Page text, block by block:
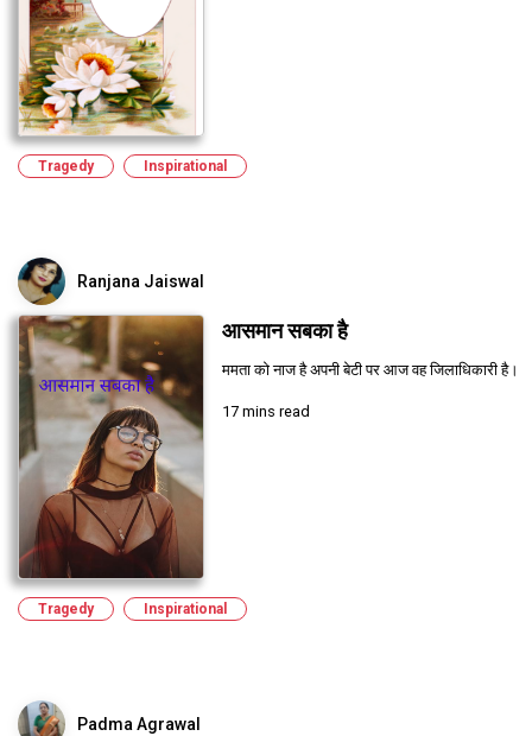
Tragedy Inspirational
Ranjana Jaiswal
आसमान सबका है
ममता को नाज है अपनी बेटी पर आज वह जिलाधिकारी है।
17 mins read
Tragedy Inspirational
Padma Agrawal